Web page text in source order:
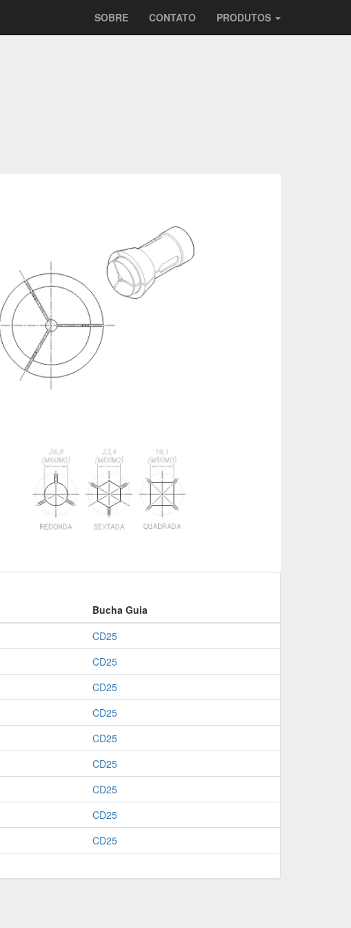
SOBRE CONTATO PRODUTOS
Bucha Guia
CD25
CD25
CD25
CD25
CD25
CD25
CD25
CD25
CD25